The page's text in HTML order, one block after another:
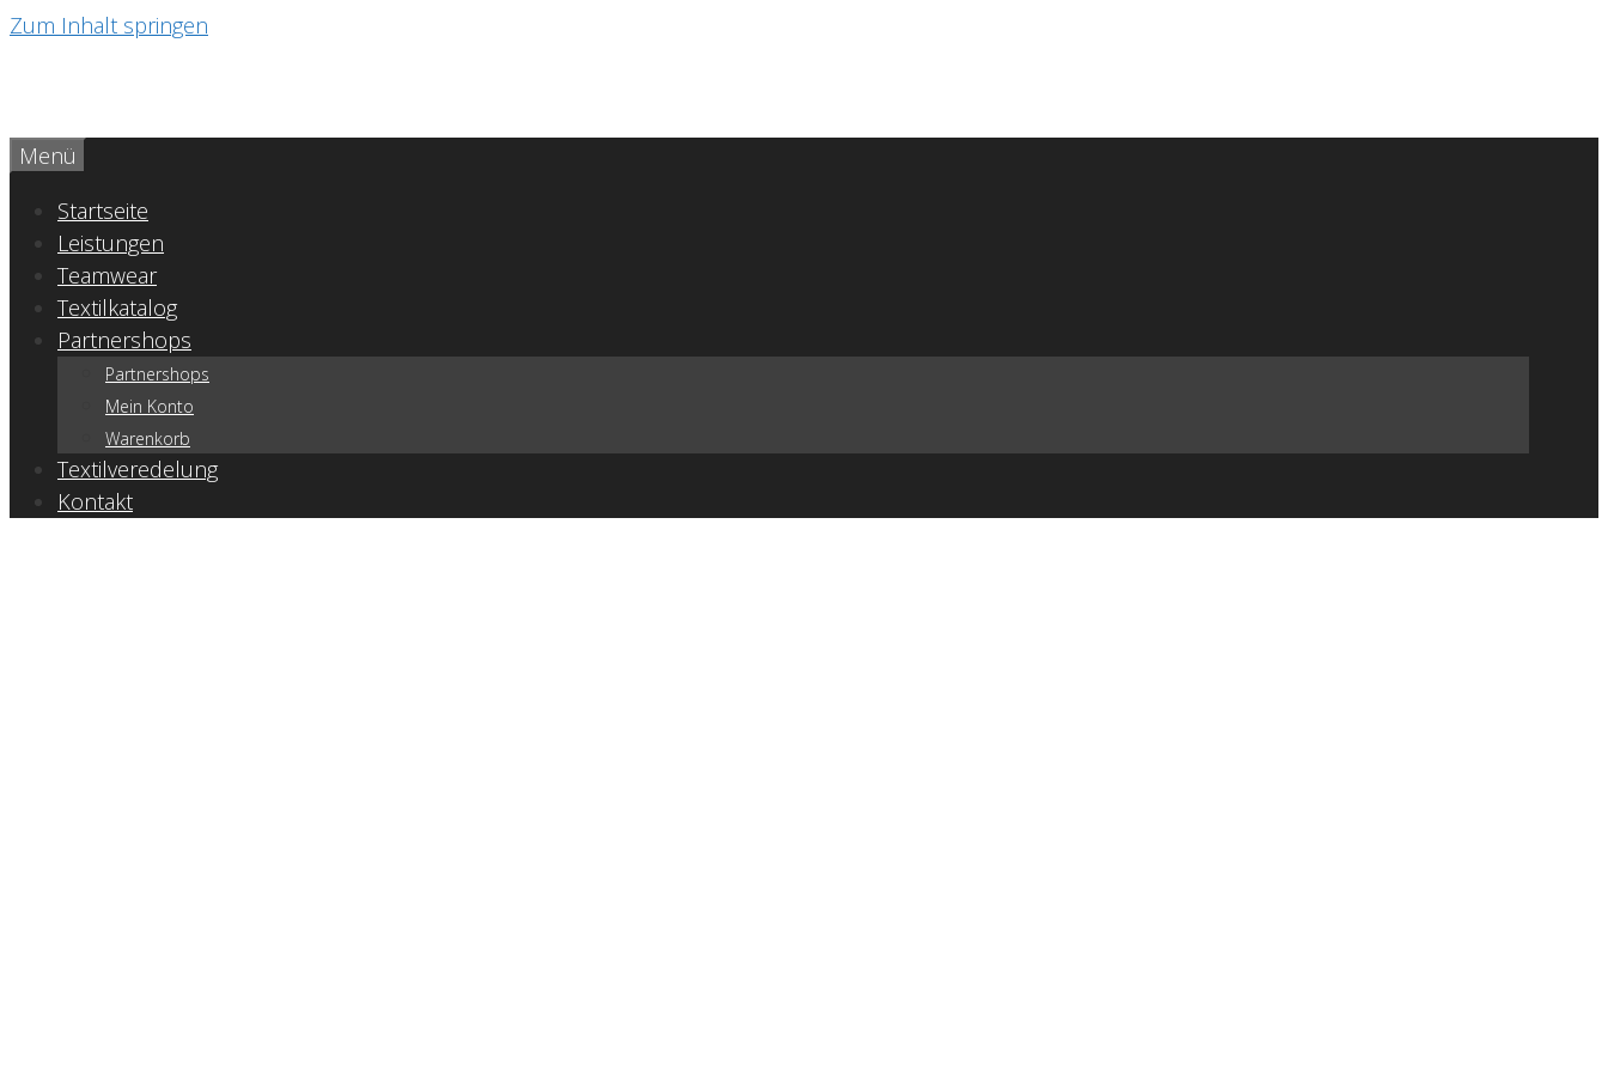
Zum Inhalt springen
Menü
Startseite
Leistungen
Teamwear
Textilkatalog
Partnershops
Partnershops
Mein Konto
Warenkorb
Textilveredelung
Kontakt